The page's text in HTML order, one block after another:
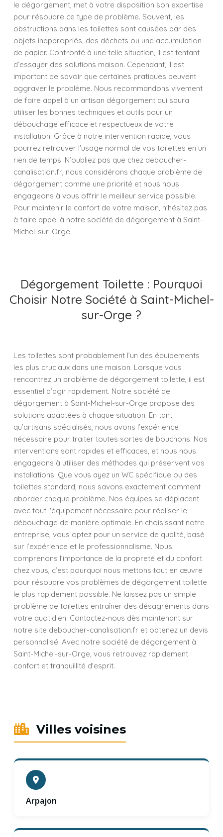
le dégorgement, met à votre disposition son expertise
pour résoudre ce type de problème. Souvent, les
obstructions dans les toilettes sont causées par des
objets inappropriés, des déchets ou une accumulation
de papier. Confronté à une telle situation, il est tentant
d’essayer des solutions maison. Cependant, il est
important de savoir que certaines pratiques peuvent
aggraver le problème. Nous recommandons vivement
de faire appel à un artisan dégorgement qui saura
utiliser les bonnes techniques et outils pour un
débouchage efficace et respectueux de votre
installation. Grâce à notre intervention rapide, vous
pourrez retrouver l'usage normal de vos toilettes en un
rien de temps. N’oubliez pas que chez deboucher-
canalisation.fr, nous considérons chaque problème de
dégorgement comme une priorité et nous nous
engageons à vous offrir le meilleur service possible.
Pour maintenir le confort de votre maison, n'hésitez pas
à faire appel à notre société de dégorgement à Saint-
Michel-sur-Orge.
Dégorgement Toilette : Pourquoi
Choisir Notre Société à Saint-Michel-
sur-Orge ?
Les toilettes sont probablement l’un des équipements
les plus cruciaux dans une maison. Lorsque vous
rencontrez un problème de dégorgement toilette, il est
essentiel d’agir rapidement. Notre société de
dégorgement à Saint-Michel-sur-Orge propose des
solutions adaptées à chaque situation. En tant
qu’artisans spécialisés, nous avons l’expérience
nécessaire pour traiter toutes sortes de bouchons. Nos
interventions sont rapides et efficaces, et nous nous
engageons à utiliser des méthodes qui préservent vos
installations. Que vous ayez un WC spécifique ou des
toilettes standard, nous savons exactement comment
aborder chaque problème. Nos équipes se déplacent
avec tout l'équipement nécessaire pour réaliser le
débouchage de manière optimale. En choisissant notre
entreprise, vous optez pour un service de qualité, basé
sur l’expérience et le professionnalisme. Nous
comprenons l'importance de la propreté et du confort
chez vous, c’est pourquoi nous mettons tout en œuvre
pour résoudre vos problèmes de dégorgement toilette
le plus rapidement possible. Ne laissez pas un simple
problème de toilettes entraîner des désagréments dans
votre quotidien. Contactez-nous dès maintenant sur
notre site deboucher-canalisation.fr et obtenez un devis
personnalisé. Avec notre société de dégorgement à
Saint-Michel-sur-Orge, vous retrouvez rapidement
confort et tranquillité d'esprit.
Villes voisines
Arpajon